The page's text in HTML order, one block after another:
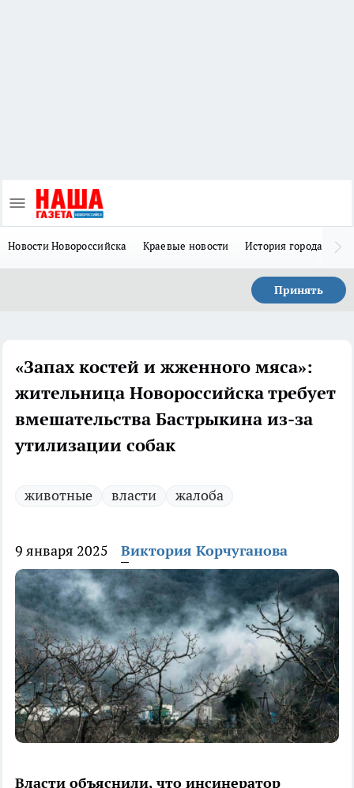
Новости Новороссийска Краевые новости История города Н
Принять
«Запах костей и жженного мяса»:
жительница Новороссийска требует
вмешательства Бастрыкина из-за
утилизации собак
животные власти жалоба
9 января 2025 Виктория Корчуганова
Власти объяснили, что инсинератор